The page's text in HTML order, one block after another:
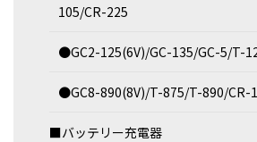
105/CR-225
●GC2-125(6V)/GC-135/GC-5/T-
●GC8-890(8V)/T-875/T-890/CR-
■バッテリー充電器